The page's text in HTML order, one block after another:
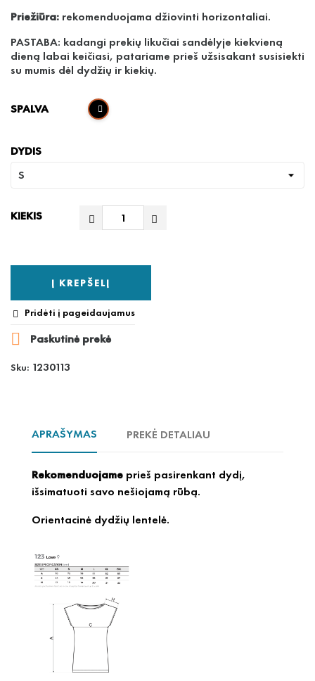
Priežiūra: rekomenduojama džiovinti horizontaliai.
PASTABA: kadangi prekių likučiai sandėlyje kiekvieną
dieną labai keičiasi, patariame prieš užsisakant susisiekti
su mumis dėl dydžių ir kiekių.
SPALVA
DYDIS
KIEKIS
Į KREPŠELĮ
 Pridėti į pageidaujamus
 Paskutinė prekė
Sku: 1230113
APRAŠYMAS PREKĖ DETALIAU
Rekomenduojame prieš pasirenkant dydį,
išsimatuoti savo nešiojamą rūbą.
Orientacinė dydžių lentelė.